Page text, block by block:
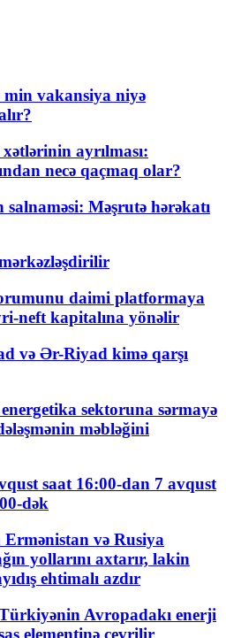
vakansiya niyə
ayrılması:
necə qaçmaq olar?
salnaməsi: Məşrutə hərəkatı
daimi platformaya
neft kapitalına yönəlir
və Ər-Riyad kimə qarşı
sektoruna sərmayə
məbləğini
saat 16:00-dan 7 avqust
dək
Ermənistan və Rusiya
yollarını axtarır, lakin
ehtimalı azdır
Avropadakı enerji
elementinə çevrilir